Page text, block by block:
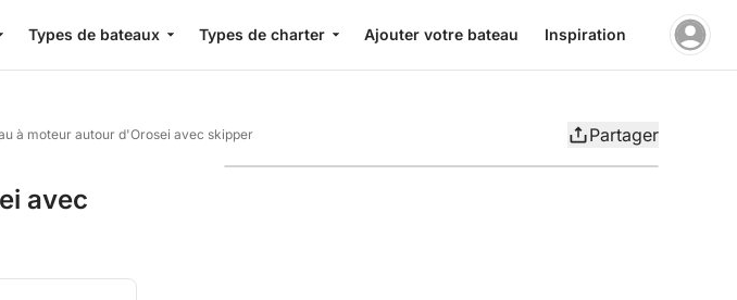
Types de bateaux Types de charter Ajouter votre bateau Inspiration
à moteur autour d'Orosei avec skipper Partager
avec